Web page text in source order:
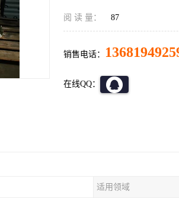
阅 读 量： 87
销售电话：
在线QQ：
适用领域